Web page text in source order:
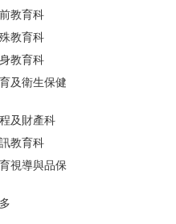
教育科
教育科
教育科
及衛生保健
及財產科
教育科
視導與品保